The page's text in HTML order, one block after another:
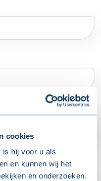
cookies
is hij voor u als
en kunnen wij het
en onderzoeken.